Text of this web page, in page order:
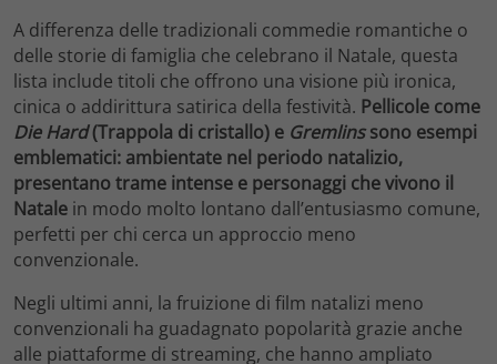
A differenza delle tradizionali commedie romantiche o
delle storie di famiglia che celebrano il Natale, questa
lista include titoli che offrono una visione più ironica,
cinica o addirittura satirica della festività. Pellicole come
Die Hard(Trappola di cristallo) e Gremlinssono esempi
emblematici: ambientate nel periodo natalizio,
presentano trame intense e personaggi che vivono il
Natale in modo molto lontano dall’entusiasmo comune,
perfetti per chi cerca un approccio meno
convenzionale.
Negli ultimi anni, la fruizione di film natalizi meno
convenzionali ha guadagnato popolarità grazie anche
alle piattaforme di streaming, che hanno ampliato